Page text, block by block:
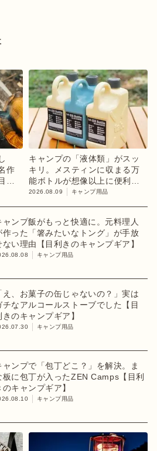
作
利
キャンプの「液体類」がスッ
キリ。メスティンに収まる万
能ボトルが想像以上に便利！
【目利きのキャンプギア】
2026.08.09 キャンプ用品
ャンプ飯がもっと快適に。元料理人
作った「箸みたいなトング」が手放
ない理由【目利きのキャンプギア】
キャンプ用品
え、お菓子の缶じゃないの？」実は
チなアルコールストーブでした【目
きのキャンプギア】
キャンプ用品
ャンプで「包丁どこ？」を解決。ま
板に包丁が入ったZEN Camps【目利
のキャンプギア】
キャンプ用品